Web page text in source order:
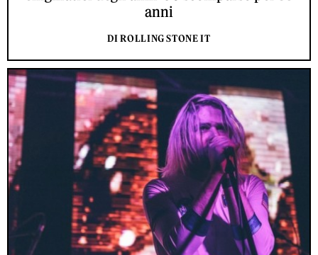
anni
DI ROLLING STONE IT